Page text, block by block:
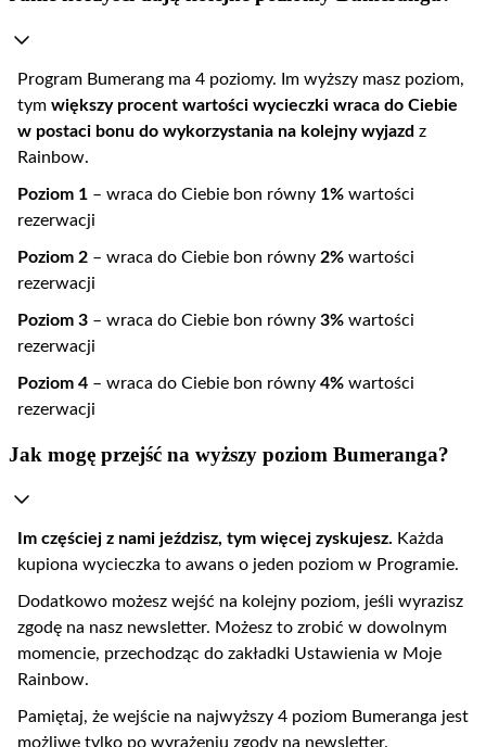
​Program Bumerang ma 4 poziomy. Im wyższy masz poziom,
tym większy procent wartości wycieczki wraca do Ciebie
w postaci bonu do wykorzystania na kolejny wyjazd z
Rainbow.
Poziom 1 – wraca do Ciebie bon równy 1% wartości
rezerwacji
Poziom 2 – wraca do Ciebie bon równy 2% wartości
rezerwacji
Poziom 3 – wraca do Ciebie bon równy 3% wartości
rezerwacji
Poziom 4 – wraca do Ciebie bon równy 4% wartości
rezerwacji
Jak mogę przejść na wyższy poziom Bumeranga?
​Im częściej z nami jeździsz, tym więcej zyskujesz. Każda
kupiona wycieczka to awans o jeden poziom w Programie.
Dodatkowo możesz wejść na kolejny poziom, jeśli wyrazisz
zgodę na nasz newsletter. Możesz to zrobić w dowolnym
momencie, przechodząc do zakładki Ustawienia w Moje
Rainbow.
Pamiętaj, że wejście na najwyższy 4 poziom Bumeranga jest
możliwe tylko po wyrażeniu zgody na newsletter.